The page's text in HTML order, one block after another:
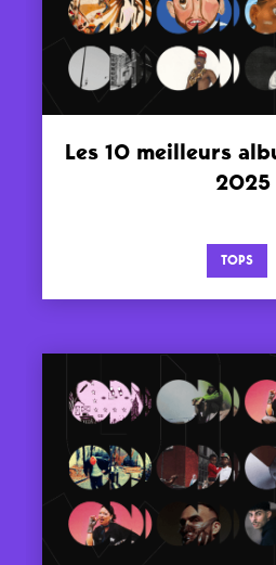
Les 10 meilleurs
2025
TOPS